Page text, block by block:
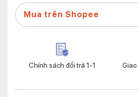
Mua trên Shopee
Chính sách đổi trả 1-1